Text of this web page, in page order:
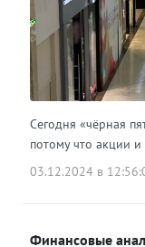
Сегодня «чёрная
потому что акции
03.12.2024 в
Финансовые